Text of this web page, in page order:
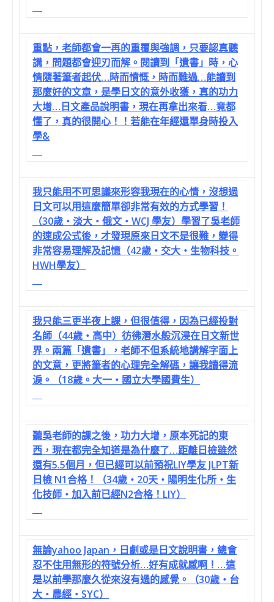
重點，老師都會一再的重覆與強調，只要認真聽
講，問題都會迎刃而解。閱讀到「遺書」時，心
情隨著筆者起伏…時而憤慨，時而難過…能讀到
那麼好的文章，是學日文的意外收獲，真的功力
大增…日文產品說明書，現在再拿出來看…竟都
懂了，真的很開心！！若能在年經還單身時投入
學&
我只能用不可思議來形容我現在的心情，沒想過
日文可以用這麼簡單卻非常有效的方式學習！
（30歲‧淡大‧俄文‧WCJ 學友）學習了吳老師
的速成公式後，才發現原來日文不是很難，變得
非常容易理解及記憶（42歲‧交大‧生物科技。
HWH學友）
我只能三更半夜上課，但很值得，因為已經投對
名師（44歲‧高中）彷彿潛水般沉浸在日文新世
界。兩篇「遺書」，老師不但系統地講解字面上
的文意，更將筆者的心理完全解碼，讓我讀得流
淚。（18歲。大一‧國立大學國費生）
聽吳老師的課之後，功力大增，原本死記的東
西，現在都完全知道是為什麼了…距離日檢雖然
還有5.5個月，但已經可以前預祝LIY學友 JLPT新
日檢 N1合格！（34歲‧20天‧陽明生化所‧生
化技師‧加入前已經N2合格！LIY）
無論yahoo Japan，日劇或是日文說明書，總會
忍不住用無形的符號分析…好有成就感啊！…這
是以前學那麼久從來沒有過的感覺。（30歲‧台
大‧農經‧SYC）